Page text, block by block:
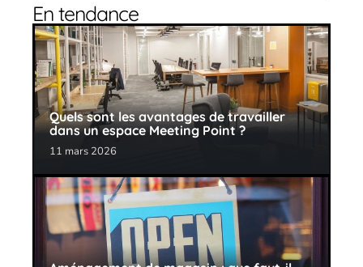
En tendance
Quels sont les avantages de travailler
dans un espace Meeting Point ?
11 mars 2026